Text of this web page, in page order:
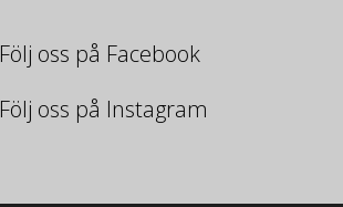
Följ oss på Facebook
Följ oss på Instagram